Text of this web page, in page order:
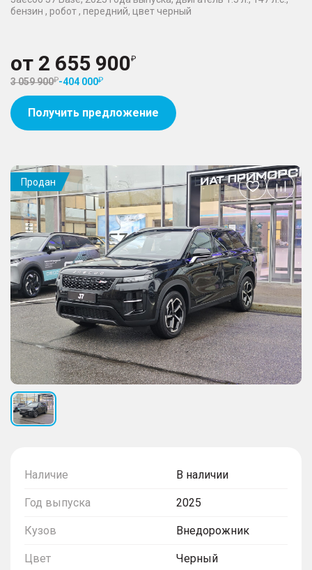
бензин , робот , передний, цвет черный
от 2 655 900
3 059 900 -404 000
Получить предложение
Наличие В наличии
Год выпуска 2025
Кузов Внедорожник
Цвет Черный
Продан
Добавить
в
избранное